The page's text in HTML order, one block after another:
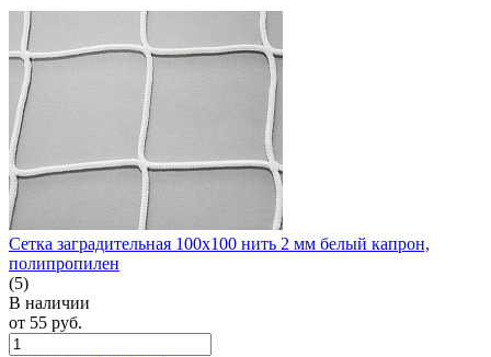
Сетка заградительная 100х100 нить 2 мм белый капрон,
полипропилен
(5)
В наличии
от 55 руб.